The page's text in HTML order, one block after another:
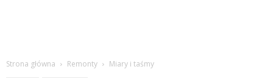
Strona główna Remonty Miary i taśmy